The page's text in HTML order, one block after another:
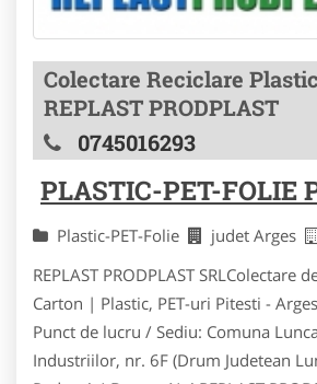
Colectare Reciclare
REPLAST PRODPLAST
0745016293
PLASTIC-PET-FOLIE
Plastic-PET-Folie judet Arges
REPLAST PRODPLAST SRLColectare
Carton | Plastic, PET-uri Pitesti -
Punct de lucru / Sediu: Comuna
Industriilor, nr. 6F (Drum Judetean